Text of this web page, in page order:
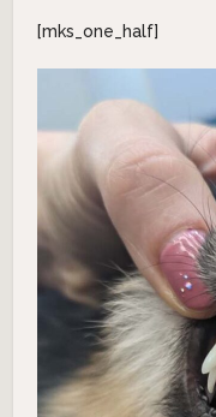
[mks_one_half]